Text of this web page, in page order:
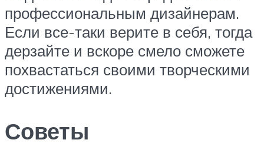
профессиональным дизайнерам.
Если все-таки верите в себя, тогда
дерзайте и вскоре смело сможете
похвастаться своими творческими
достижениями.
Советы